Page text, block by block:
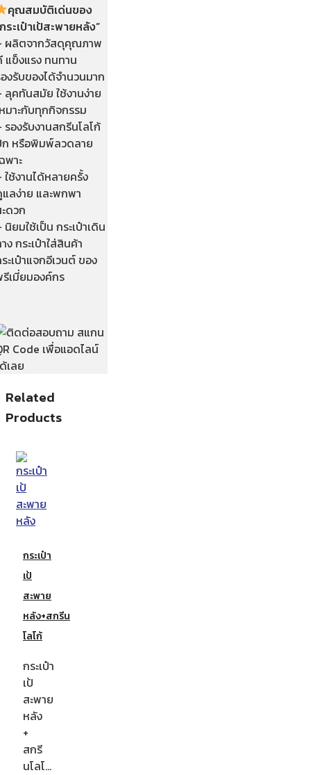
คุณสมบัติเด่นของ
ระเป๋าเป้สะพายหลัง”
ผลิตจากวัสดุคุณภาพ
แข็งแรง ทนทาน
งรับของได้จำนวนมาก
ลุคทันสมัย ใช้งานง่าย
มาะกับทุกกิจกรรม
รองรับงานสกรีนโลโก้
หรือพิมพ์ลวดลาย
พาะ
ใช้งานได้หลายครั้ง
ลง่าย และพกพา
ดวก
นิยมใช้เป็น กระเป๋าเดิน
ง กระเป๋าใส่สินค้า
ะเป๋าแจกอีเวนต์ ของ
เมี่ยมองค์กร
Related
Products
กระเป๋า
เป้
สะพาย
หลัง+สกรีน
โลโก้
กระเป๋า
เป้
สะพาย
หลัง
+
สกรี
นโลโ…